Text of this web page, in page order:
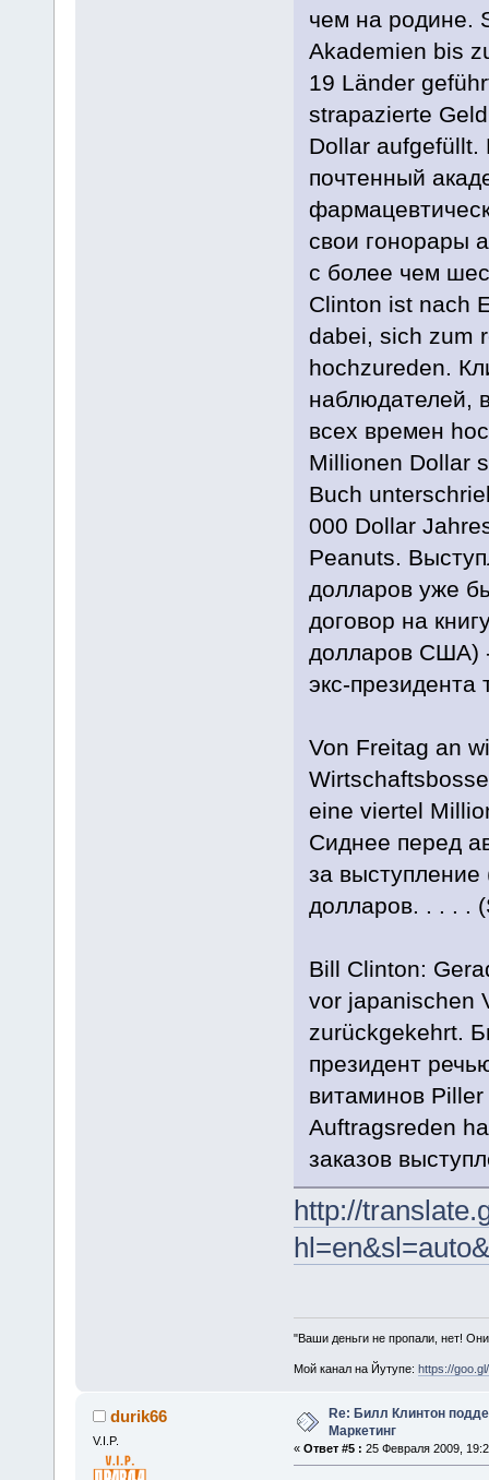
чем на родине.
Akademien bis
19 Länder
strapazierte
Dollar aufgefüllt.
почтенный
свои гонорары
с более чем
Clinton ist nach
dabei, sich zum
hochzureden.
наблюдателей,
всех времен
Millionen Dollar
Buch
000 Dollar
Peanuts.
долларов уже
договор на
долларов США)
экс-президента
Von Freitag an
eine viertel
Сиднее перед
за
долларов. . . . .
Bill Clinton:
vor japanischen
zurückgekehrt.
президент
витаминов
Auftragsreden
заказов
http://
"Ваши деньги не пропали, нет!
Мой канал на Йутупе: https://
durik66
V.I.P.
Re: Билл Клинтон
Маркетинг
« Ответ #5 : 25 Февраля 2009,